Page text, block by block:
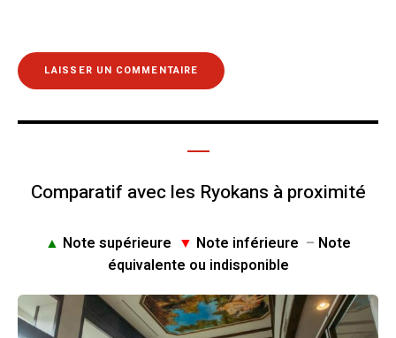
Comparatif avec les Ryokans à proximité
▲ Note supérieure ▼ Note inférieure – Note
équivalente ou indisponible